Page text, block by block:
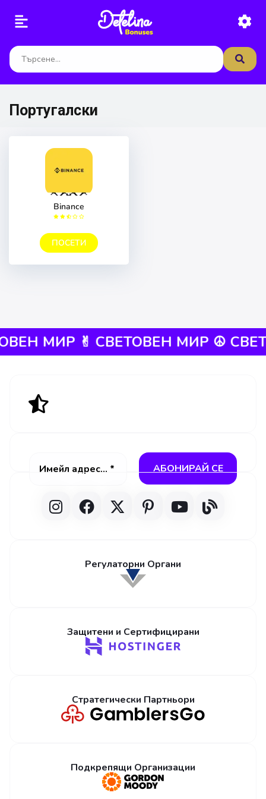
Португалски
Binance
ПОСЕТИ
МИР ✌︎︎СВЕТОВЕН МИР ☮︎
Регулаторни Органи
Защитени и Сертифицирани
Стратегически Партньори
Подкрепящи Организации